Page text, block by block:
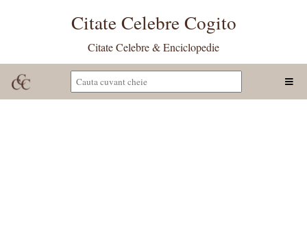
Citate Celebre Cogito
Citate Celebre & Enciclopedie